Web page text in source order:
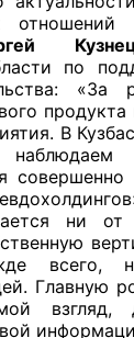
советы
власти
советы по
оценки
по
В
совершенно
ни от
всего,
Главную
взгляд,